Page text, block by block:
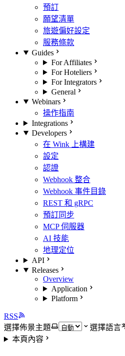
預訂
願望清單
旅遊偏好設定
服務條款
Guides
For Affiliates
For Hoteliers
For Integrators
General
Webinars
操作指南
Integrations
Developers
在 Wink 上構建
設定
認證
Webhook 整合
Webhook 事件目錄
REST 和 gRPC
預訂同步
MCP 伺服器
AI 技能
地理定位
API
Releases
Overview
Application
Platform
RSS
選擇佈景主題
選擇語言
本頁內容